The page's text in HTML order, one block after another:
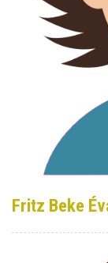
Fritz Beke